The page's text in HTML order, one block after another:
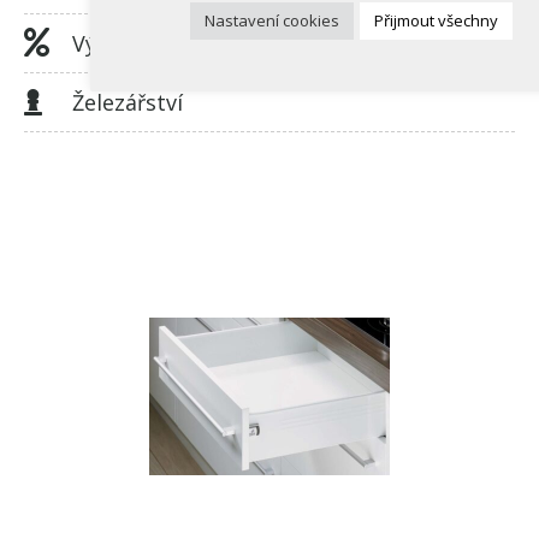
Výprodej
Železářství
Nastavení cookies Přijmout všechny